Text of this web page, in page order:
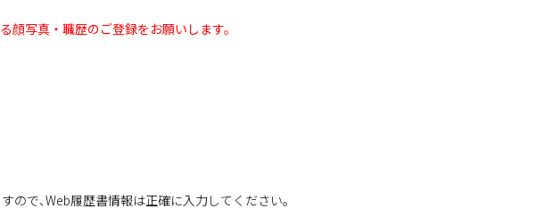
写真・職歴のご登録をお願いします。
で､Web履歴書情報は正確に入力してください。